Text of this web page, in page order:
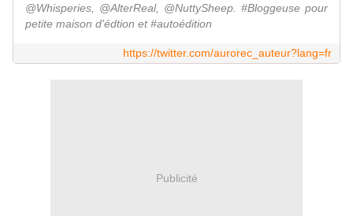
@Whisperies, @AlterReal, @NuttySheep. #Bloggeuse pour
petite maison d'édtion et #autoédition
https://twitter.com/aurorec_auteur?lang=fr
Publicité